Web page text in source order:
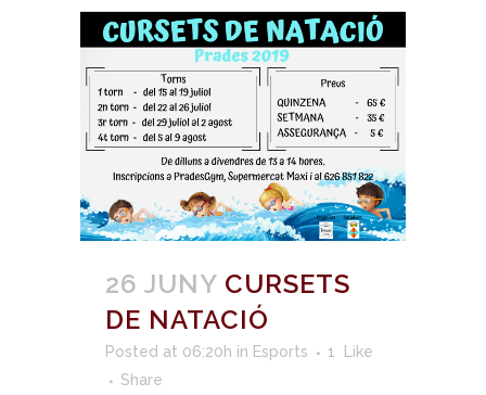
26 JUNY CURSETS
DE NATACIÓ
Posted at 06:20h in Esports 1
Like
Share